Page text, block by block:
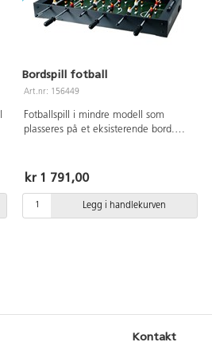
Bordspill fotball
Art.nr: 156449
Fotballspill i mindre modell som
plasseres på et eksisterende bord.
PE. Fra 3 år.
kr 1 791,00
Legg i handlekurven
Kontakt